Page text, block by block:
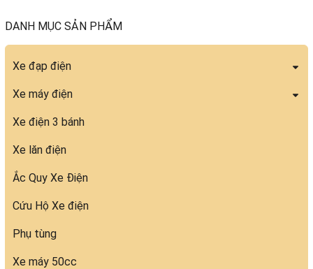
DANH MỤC SẢN PHẨM
Xe đạp điện
Xe máy điện
Xe điện 3 bánh
Xe lăn điện
Ắc Quy Xe Điện
Cứu Hộ Xe điện
Phụ tùng
Xe máy 50cc